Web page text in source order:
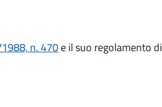
n. 470e il suo regolamento di